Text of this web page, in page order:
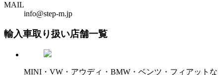
MAIL
info@step-m.jp
輸入車取り扱い店舗一覧
MINI・VW・アウディ・BMW・ベンツ・フィアットな